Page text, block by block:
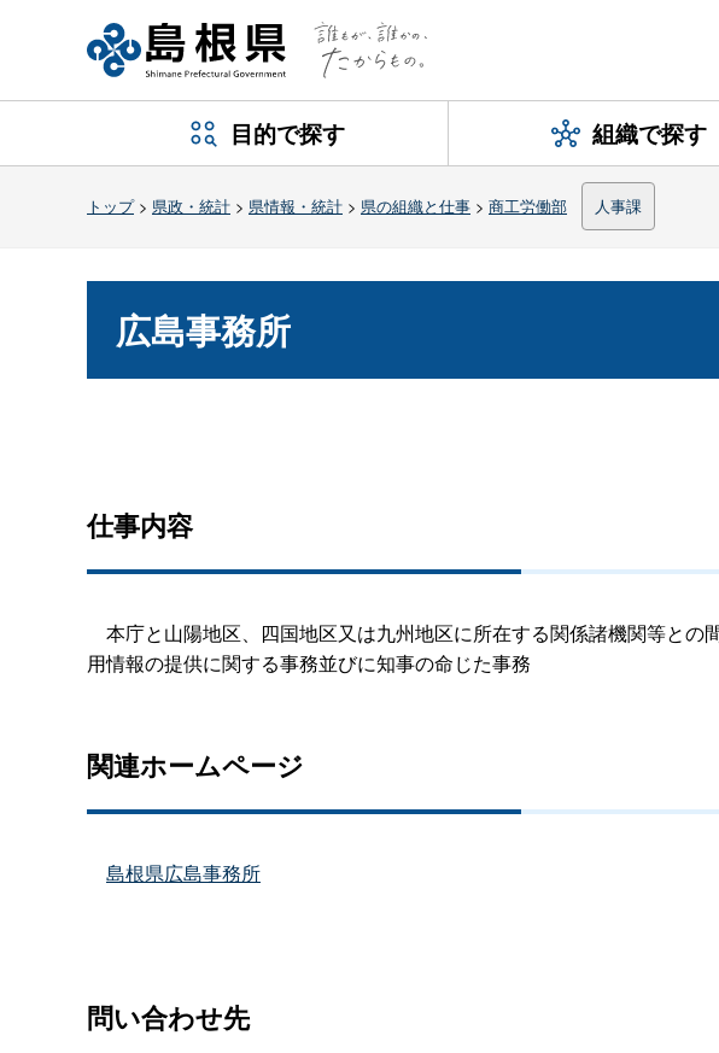
目的で探す 組織で探す
トップ> 県政・統計 > 県情報・統計 > 県の組織と仕事 > 商工労働部 人事課
広島事務所
仕事内容
本庁と山陽地区、四国地区又は九州地区に所在する関係諸機関等と
用情報の提供に関する事務並びに知事の命じた事務
関連ホームページ
島根県広島事務所
問い合わせ先